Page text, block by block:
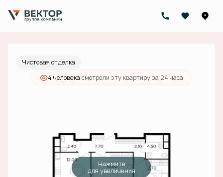
2-комнатная 20 946 000 руб.
Ипотекаот 75 224 руб./мес.
Чистовая отделка
4 человекa смотрели эту квартиру за 24 часа
Нажмите
для увеличения